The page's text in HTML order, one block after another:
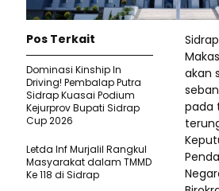
akan
pada
Pos Terkait
Dominasi Kinship In
Driving! Pembalap Putra
Sidrap Kuasai Podium
Kejurprov Bupati Sidrap
Cup 2026
Letda Inf Murjalil Rangkul
Masyarakat dalam TMMD
Ke 118 di Sidrap